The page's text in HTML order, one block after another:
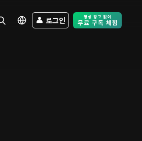
로그인 Free Trial -